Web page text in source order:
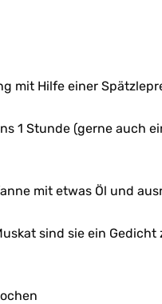
mit Hilfe einer
1 Stunde (gerne auch
mit etwas Öl und
sind sie ein